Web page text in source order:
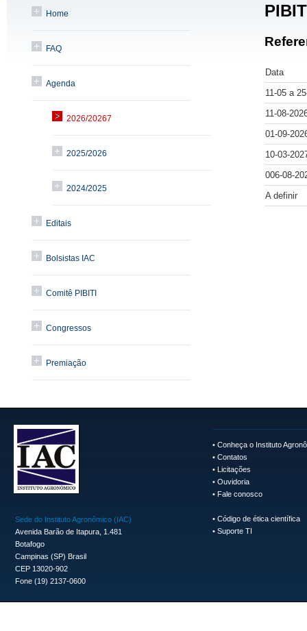
Home
FAQ
Agenda
2026/20267
2025/2026
2024/2025
Editais
Bolsistas IAC
Comitê PIBITI
Congressos
Premiação
Data
11-05 a
11-08-
01-09-
10-03-
006-08-
A definir
Sede do Instituto Agronômico (IAC)
Avenida Barão de Itapura, 1.481
Botafogo
Campinas (SP) Brasil
CEP 13020-902
Fone (19) 2137-0600
• Conheça o Instituto
• Contatos
• Licitações
• Ouvidoria
• Fale conosco
• Código de ética científica
• Suporte TI